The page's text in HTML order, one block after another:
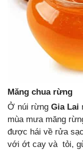
Măng chua rừng
Ở núi rừng Gia Lai
mùa mưa măng
được hái về rửa
với ớt cay và tỏi,